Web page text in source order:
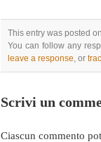
This entry was posted
You can follow any
leave a response, or
Scrivi un
Ciascun commento